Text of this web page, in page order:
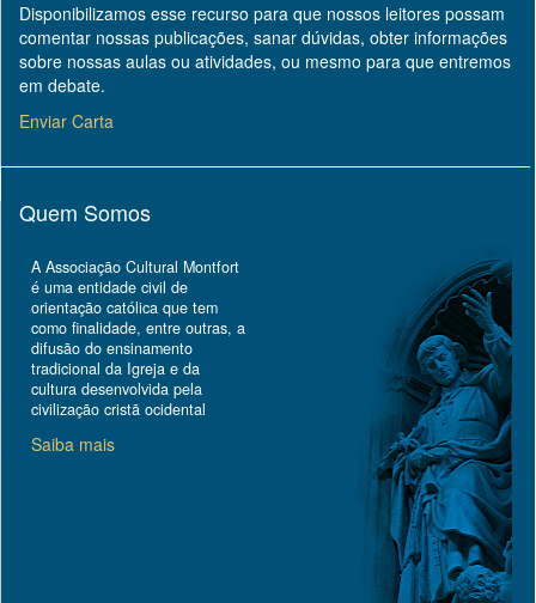
Disponibilizamos esse recurso para que nossos leitores possam
comentar nossas publicações, sanar dúvidas, obter informações
sobre nossas aulas ou atividades, ou mesmo para que entremos
em debate.
Enviar Carta
Quem Somos
A Associação Cultural Montfort
é uma entidade civil de
orientação católica que tem
como finalidade, entre outras, a
difusão do ensinamento
tradicional da Igreja e da
cultura desenvolvida pela
civilização cristã ocidental
Saiba mais